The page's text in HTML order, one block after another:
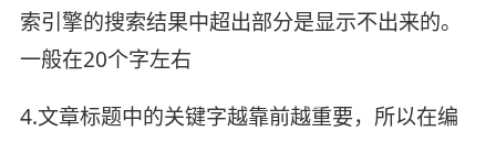
索引擎的搜索结果中超出部分是显示不出来的。
一般在20个字左右
4.文章标题中的关键字越靠前越重要，所以在编